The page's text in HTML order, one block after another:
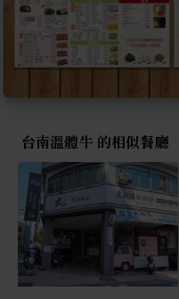
台南溫體牛 的相似餐廳